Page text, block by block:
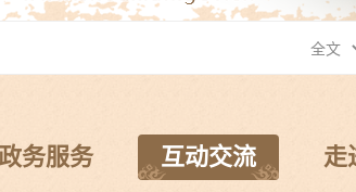
务服务 互动交流 走